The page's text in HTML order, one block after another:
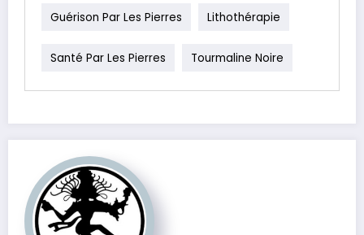
Guérison Par Les Pierres Lithothérapie
Santé Par Les Pierres Tourmaline Noire